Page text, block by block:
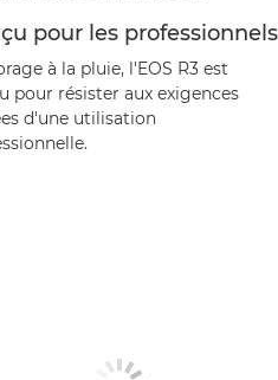
pour les professionnels
à la pluie, l'EOS R3 est
pour résister aux exigences
d'une utilisation